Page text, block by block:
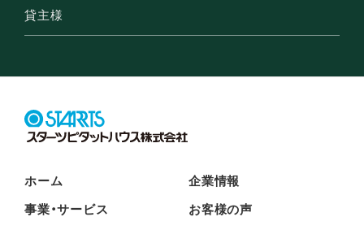
貸主様
ホーム 企業情報
事業・サービス お客様の声